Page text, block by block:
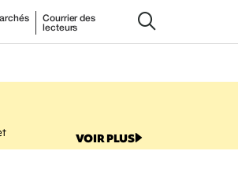
Courrier des
lecteurs
VOIR PLUS